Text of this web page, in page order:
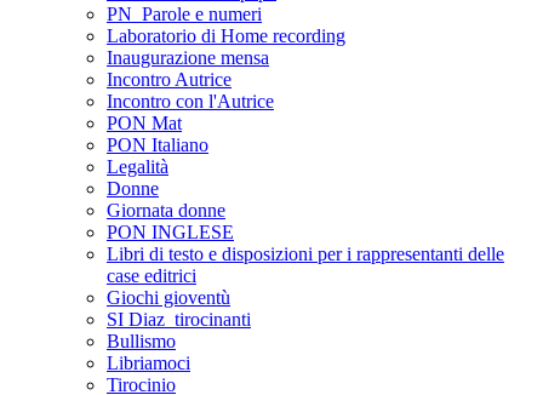
PN_Parole e numeri
Laboratorio di Home recording
Inaugurazione mensa
Incontro Autrice
Incontro con l'Autrice
PON Mat
PON Italiano
Legalità
Donne
Giornata donne
PON INGLESE
Libri di testo e disposizioni per i rappresentanti delle
case editrici
Giochi gioventù
SI Diaz_tirocinanti
Bullismo
Libriamoci
Tirocinio